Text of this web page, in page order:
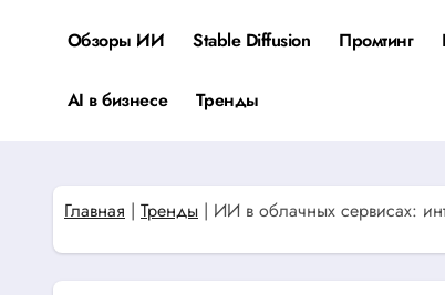
Обзоры ИИ Stable Diffusion Промтинг
AI в бизнесе Тренды
Главная | Тренды | ИИ в облачных сервисах: